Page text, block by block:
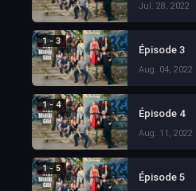
Jul. 28, 2022
1 - 3
Épisode 3
Aug. 04, 2022
1 - 4
Épisode 4
Aug. 11, 2022
1 - 5
Épisode 5